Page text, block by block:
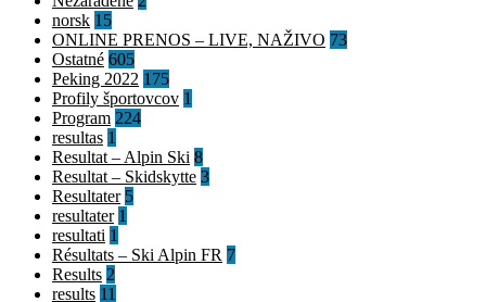
norsk 15
ONLINE PRENOS – LIVE, NAŽIVO 73
Ostatné 605
Peking 2022 175
Profily športovcov 1
Program 224
resultas 1
Resultat – Alpin Ski 8
Resultat – Skidskytte 3
Resultater 5
resultater 1
resultati 1
Résultats – Ski Alpin FR 7
Results 2
results 11